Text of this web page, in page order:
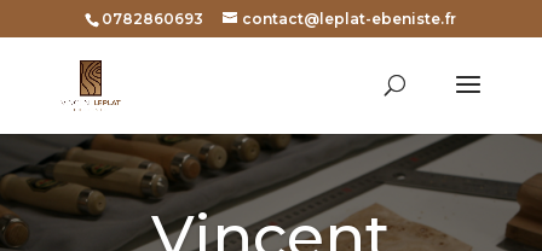
0782860693 contact@leplat-ebeniste.fr